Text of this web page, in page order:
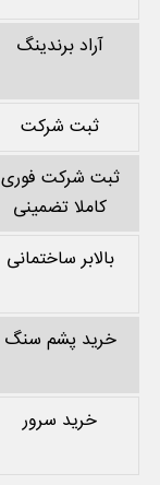
آراد برندینگ
ثبت شرکت
ثبت شرکت فوری
کاملا تضمینی
بالابر ساختمانی
خرید پشم سنگ
خرید سرور